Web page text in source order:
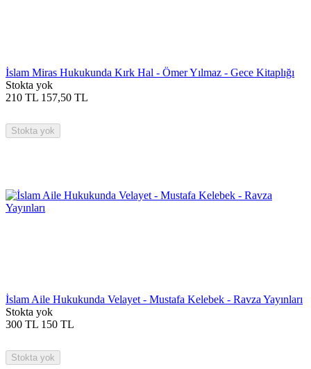
İslam Miras Hukukunda Kırk Hal - Ömer Yılmaz - Gece Kitaplığı
Stokta yok
210 TL 157,50 TL
Stokta yok
İslam Aile Hukukunda Velayet - Mustafa Kelebek - Ravza Yayınları
Stokta yok
300 TL 150 TL
Stokta yok